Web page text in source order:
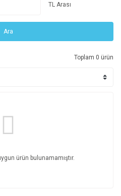
TL Arası
Ara
Toplam 0 ürün
ürün bulunamamıştır.